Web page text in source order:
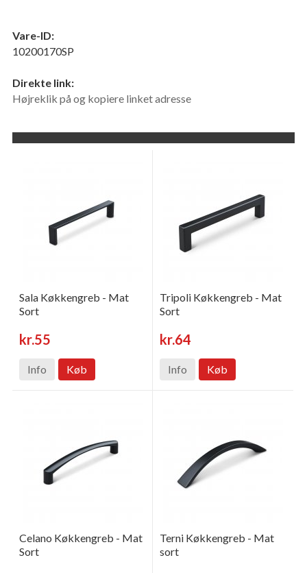
Vare-ID:
10200170SP
Direkte link:
Højreklik på og kopiere linket adresse
Sala Køkkengreb - Mat
Sort
kr.55
Info Køb
Tripoli Køkkengreb - Mat
Sort
kr.64
Info Køb
Celano Køkkengreb - Mat
Sort
Terni Køkkengreb - Mat
sort